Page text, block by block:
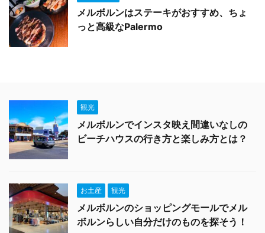
メルボルンはステーキがおすすめ、ちょ
っと高級なPalermo
観光
メルボルンでインスタ映え間違いなしの
ビーチハウスの行き方と楽しみ方とは？
お土産 観光
メルボルンのショッピングモールでメル
ボルンらしい自分だけのものを探そう！